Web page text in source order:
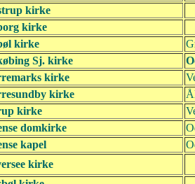
kirke
kirke
kirke
Sj. kirke
kirke
kirke
kirke
domkirke
kapel
kirke